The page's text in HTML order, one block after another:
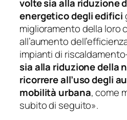
volte sia alla riduzione
energetico degli edifici
miglioramento della loro
all’aumento
impianti di
sia alla riduzione della
ricorrere all’uso degli
mobilità urbana, come
subito di seguito».